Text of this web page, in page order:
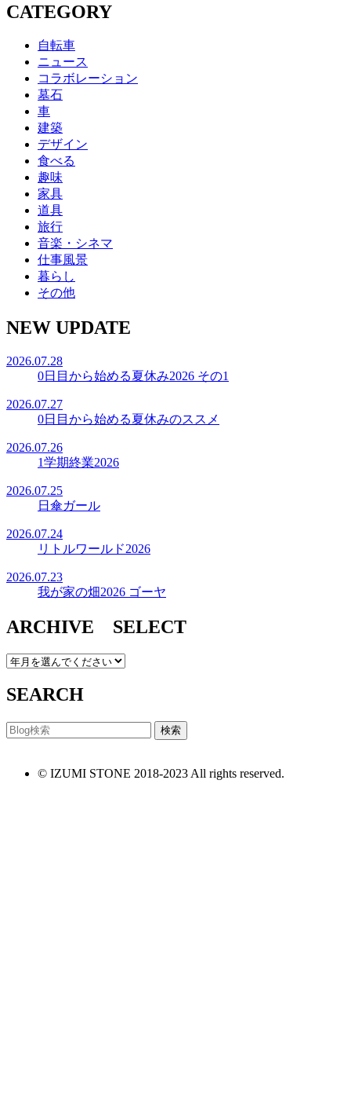
CATEGORY
自転車
ニュース
コラボレーション
墓石
車
建築
デザイン
食べる
趣味
家具
道具
旅行
音楽・シネマ
仕事風景
暮らし
その他
NEW UPDATE
2026.07.28
0日目から始める夏休み2026 その1
2026.07.27
0日目から始める夏休みのススメ
2026.07.26
1学期終業2026
2026.07.25
日傘ガール
2026.07.24
リトルワールド2026
2026.07.23
我が家の畑2026 ゴーヤ
ARCHIVE SELECT
SEARCH
© IZUMI STONE 2018-2023 All rights reserved.